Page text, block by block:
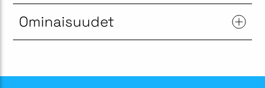
Ominaisuudet